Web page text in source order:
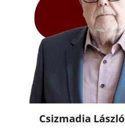
Csizmadia László